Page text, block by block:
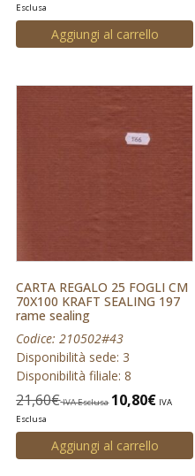
Esclusa
Aggiungi al carrello
CARTA REGALO 25 FOGLI CM
70X100 KRAFT SEALING 197
rame sealing
Codice: 210502#43
Disponibilità sede: 3
Disponibilità filiale: 8
21,60€ IVA Esclusa 10,80€ IVA
Esclusa
Aggiungi al carrello